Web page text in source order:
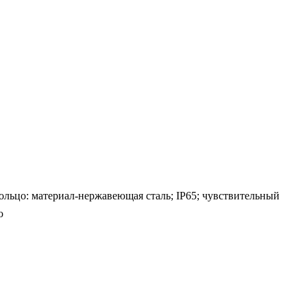
материал-нержавеющая сталь; IP65; чувствительный